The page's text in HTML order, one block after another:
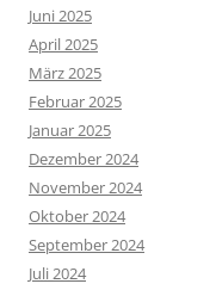
Juni 2025
April 2025
März 2025
Februar 2025
Januar 2025
Dezember 2024
November 2024
Oktober 2024
September 2024
Juli 2024